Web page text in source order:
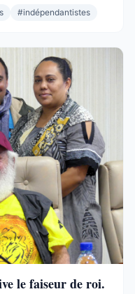
important que l’UNI.
#indépendantistes
le faiseur de roi.